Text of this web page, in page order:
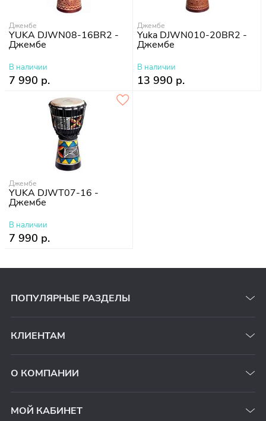
Джембе
YUKA DJWN08-16BR2 -
Джембе
В наличии
7 990 р.
Джембе
Yuka DJWN010-20BR2 -
Джембе
В наличии
13 990 р.
Джембе
YUKA DJWT07-16 -
Джембе
В наличии
7 990 р.
ПОПУЛЯРНЫЕ РАЗДЕЛЫ
КЛИЕНТАМ
О КОМПАНИИ
МОЙ КАБИНЕТ